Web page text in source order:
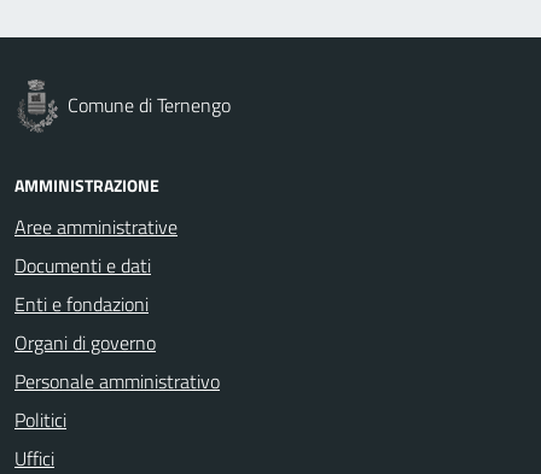
Comune di Ternengo
AMMINISTRAZIONE
Aree amministrative
Documenti e dati
Enti e fondazioni
Organi di governo
Personale amministrativo
Politici
Uffici